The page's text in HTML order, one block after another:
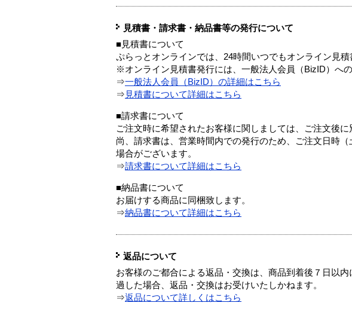
見積書・請求書・納品書等の発行について
■見積書について
ぷらっとオンラインでは、24時間いつでもオンライン見積
※オンライン見積書発行には、一般法人会員（BizID）への
⇒一般法人会員（BizID）の詳細はこちら
⇒ 見積書について詳細はこちら
■請求書について
ご注文時に希望されたお客様に関しましては、ご注文後に
尚、請求書は、営業時間内での発行のため、ご注文日時
場合がございます。
⇒請求書について詳細はこちら
■納品書について
お届けする商品に同梱致します。
⇒納品書について詳細はこちら
返品について
お客様のご都合による返品・交換は、商品到着後７日以
過した場合、返品・交換はお受けいたしかねます。
⇒返品について詳しくはこちら